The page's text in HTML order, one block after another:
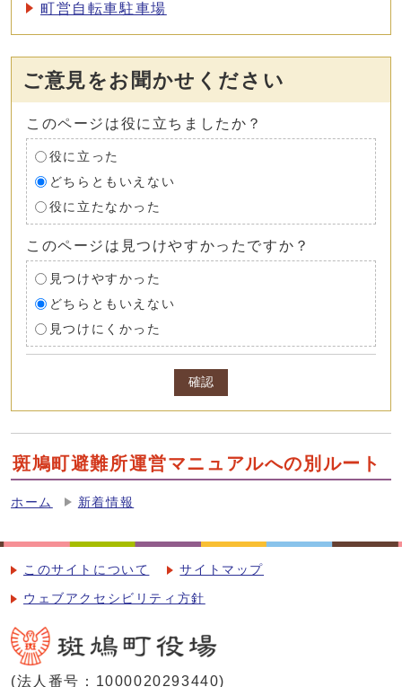
町営自転車駐車場
ご意見をお聞かせください
このページは役に立ちましたか？
役に立った
どちらともいえない
役に立たなかった
このページは見つけやすかったですか？
見つけやすかった
どちらともいえない
見つけにくかった
確認
斑鳩町避難所運営マニュアルへの別ルート
ホーム 新着情報
このサイトについて サイトマップ
ウェブアクセシビリティ方針
(法人番号：1000020293440)